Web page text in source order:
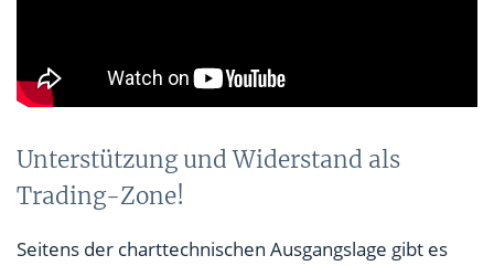
Unterstützung und Widerstand als
Trading-Zone!
Seitens der charttechnischen Ausgangslage gibt es